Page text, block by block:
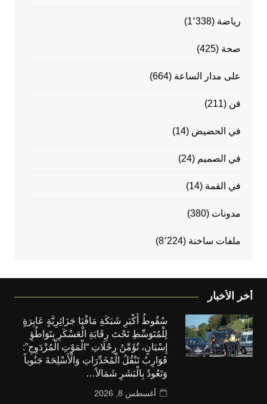
رياضة (1٬338)
صحة (425)
على مدار الساعة (664)
فن (211)
في الحضيض (14)
في الصميم (24)
في القمة (14)
مدونات (380)
ملفات ساخنة (8٬224)
أخر الأخبار
سُقُوطُ أَكْبَرِ شَبَكَةِ مَافْيَا جَزَائِرِيَّةٍ عَابِرَةٍ
لِلْمُتَوَسِّطِ تَحْتَ رِقَابَةِ الْعَسْكَرِ بِتَوَاطُؤِ
إِسْبَانٍ، تُؤَمِّنُ رِحْلَاتِ “الْمَوْتِ الْمُزْدَوِجِ”:
قَوَارِبُ تَنْقُلُ الْمُخَدِّرَاتِ وَالْأَسْلِحَةَ جَنُوباً
وَتَعُودُ بِالْبَشَرِ شَمَالاً…
أغسطس 8, 2026